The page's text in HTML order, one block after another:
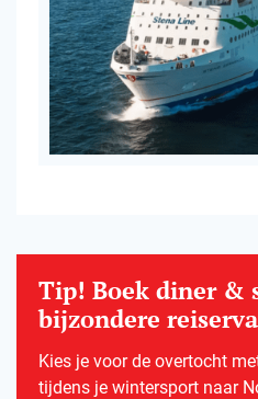
Tip! Boek diner &
bijzondere
Kies je voor de overtocht
tijdens je wintersport naar